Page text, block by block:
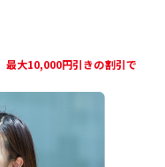
最大10,000円引きの割引で